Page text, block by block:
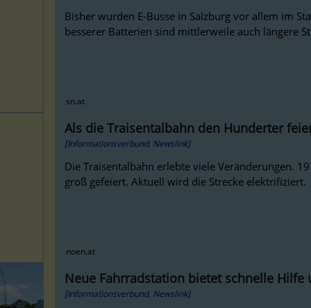
Bisher wurden E-Busse in Salzburg vor allem im
besserer Batterien sind mittlerweile auch längere
sn.at
Als die Traisentalbahn den Hunderter
[Informationsverbund, Newslink]
Die Traisentalbahn erlebte viele Veränderungen.
groß gefeiert. Aktuell wird die Strecke elektrifiziert.
noen.at
Neue Fahrradstation bietet schnelle Hilfe
[Informationsverbund, Newslink]